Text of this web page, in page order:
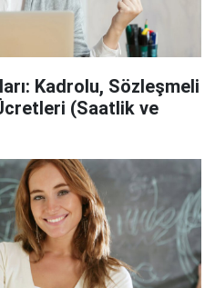
Kadrolu, Sözleşmeli
(Saatlik ve